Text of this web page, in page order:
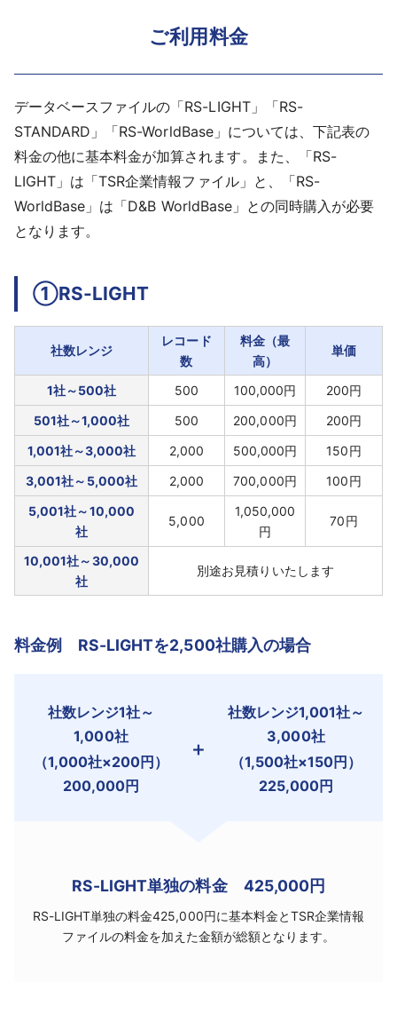
ご利用料金
データベースファイルの「RS-LIGHT」「RS-
STANDARD」「RS-WorldBase」については、下記表の
料金の他に基本料金が加算されます。また、「RS-
LIGHT」は「TSR企業情報ファイル」と、「RS-
WorldBase」は「D&B WorldBase」との同時購入が必要
となります。
①RS-LIGHT
社数レンジ
レコード
数
料金（最
高）
単価
1社～500社 500 100,000円
200円
501社～1,000社
500 200,000円
200円
1,001社～3,000社
2,000 500,000円
150円
3,001社～5,000社
2,000 700,000円
100円
5,001社～10,000
社
5,000
1,050,000
円
70円
10,001社～30,000
社
別途お見積りいたします
料金例 RS-LIGHTを2,500社購入の場合
社数レンジ1社～
1,000社
＋
社数レンジ1,001社～
3,000社
（1,000社×200円）
200,000円
（1,500社×150円）
225,000円
RS-LIGHT単独の料金 425,000円
RS-LIGHT単独の料金425,000円に基本料金とTSR企業情報
ファイルの料金を加えた金額が総額となります。